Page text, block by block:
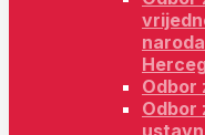
Odbor
Odbor